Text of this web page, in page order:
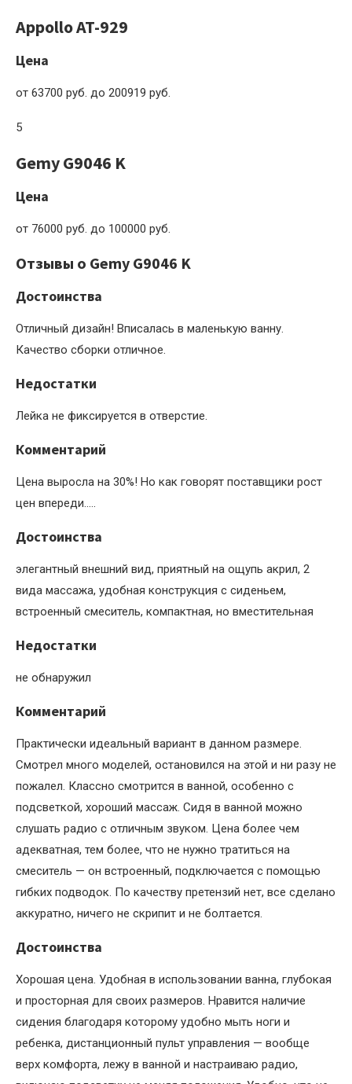
Appollo AT-929
Цена
от 63700 руб. до 200919 руб.
5
Gemy G9046 K
Цена
от 76000 руб. до 100000 руб.
Отзывы о Gemy G9046 K
Достоинства
Отличный дизайн! Вписалась в маленькую ванну.
Качество сборки отличное.
Недостатки
Лейка не фиксируется в отверстие.
Комментарий
Цена выросла на 30%! Но как говорят поставщики рост
цен впереди…..
Достоинства
элегантный внешний вид, приятный на ощупь акрил, 2
вида массажа, удобная конструкция с сиденьем,
встроенный смеситель, компактная, но вместительная
Недостатки
не обнаружил
Комментарий
Практически идеальный вариант в данном размере.
Смотрел много моделей, остановился на этой и ни разу не
пожалел. Классно смотрится в ванной, особенно с
подсветкой, хороший массаж. Сидя в ванной можно
слушать радио с отличным звуком. Цена более чем
адекватная, тем более, что не нужно тратиться на
смеситель — он встроенный, подключается с помощью
гибких подводок. По качеству претензий нет, все сделано
аккуратно, ничего не скрипит и не болтается.
Достоинства
Хорошая цена. Удобная в использовании ванна, глубокая
и просторная для своих размеров. Нравится наличие
сидения благодаря которому удобно мыть ноги и
ребенка, дистанционный пульт управления — вообще
верх комфорта, лежу в ванной и настраиваю радио,